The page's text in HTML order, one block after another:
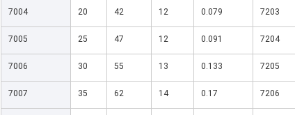
7004 20 42 12 0.079 7203
7005 25 47 12 0.091 7204
7006 30 55 13 0.133 7205
7007 35 62 14 0.17 7206